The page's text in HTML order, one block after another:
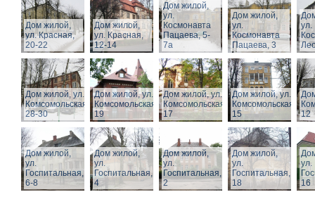
Дом жилой,
ул. Красная,
20-22
Дом жилой,
ул. Красная,
12-14
Дом жилой,
ул.
Космонавта
Пацаева, 5-
7а
Дом жилой,
ул.
Космонавта
Пацаева, 3
ул.
Дом жилой, ул.
Комсомольская,
28-30
Дом жилой, ул.
Комсомольская,
19
Дом жилой, ул.
Комсомольская,
17
Дом жилой, ул.
Комсомольская,
15
12
Дом жилой,
ул.
Госпитальная,
6-8
Дом жилой,
ул.
Госпитальная,
4
Дом жилой,
ул.
Госпитальная,
2
Дом жилой,
ул.
Госпитальная,
18
ул.
16